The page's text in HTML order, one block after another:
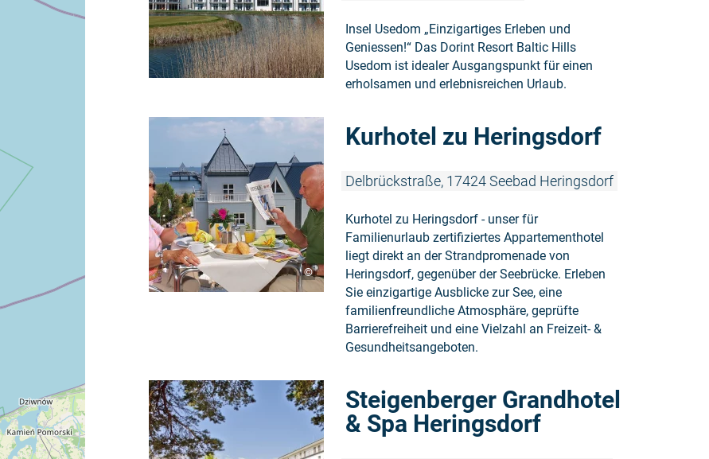
Insel Usedom „Einzigartiges Erleben und
Geniessen!“ Das Dorint Resort Baltic Hills
Usedom ist idealer Ausgangspunkt für einen
erholsamen und erlebnisreichen Urlaub.
©
Kurhotel zu Heringsdorf
Delbrückstraße, 17424 Seebad Heringsdorf
Kurhotel zu Heringsdorf - unser für
Familienurlaub zertifiziertes Appartementhotel
liegt direkt an der Strandpromenade von
Heringsdorf, gegenüber der Seebrücke. Erleben
Sie einzigartige Ausblicke zur See, eine
familienfreundliche Atmosphäre, geprüfte
Barrierefreiheit und eine Vielzahl an Freizeit- &
Gesundheitsangeboten.
Steigenberger Grandhotel
& Spa Heringsdorf